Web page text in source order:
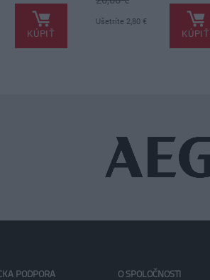
KÚPIŤ
Ušetríte 2,80 €
KÚPIŤ
PODPORA O SPOLOČNOSTI